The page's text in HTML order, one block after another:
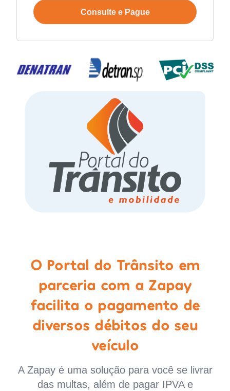
Consulte e Pague
O Portal do Trânsito em
parceria com a Zapay
facilita o pagamento de
diversos débitos do seu
veículo
A Zapay é uma solução para você se livrar
das multas, além de pagar IPVA e